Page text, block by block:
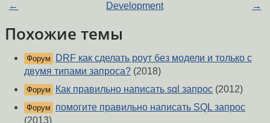
← Development →
Похожие темы
Форум
DRF как сделать роут без модели и только с
двумя типами запроса? (2018)
Форум Как правильно написать sql запрос (2012)
Форум
помогите правильно написать SQL запрос
(2013)